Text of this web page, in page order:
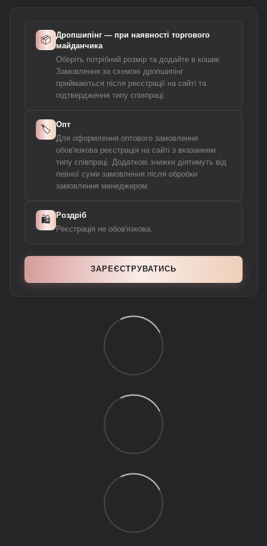
📦 Дропшипінг — при наявності торгового
майданчика
Оберіть потрібний розмір та додайте в кошик.
Замовлення за схемою дропшипінг
приймаються після реєстрації на сайті та
підтвердження типу співпраці.
🏷️ Опт
Для оформлення оптового замовлення
обов'язкова реєстрація на сайті з вказанням
типу співпраці. Додаткові знижки діятимуть від
певної суми замовлення після обробки
замовлення менеджером.
🛍️ Роздріб
Реєстрація не обов'язкова.
ЗАРЕЄСТРУВАТИСЬ